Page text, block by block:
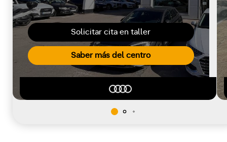
Solicitar cita en taller
Saber más del centro